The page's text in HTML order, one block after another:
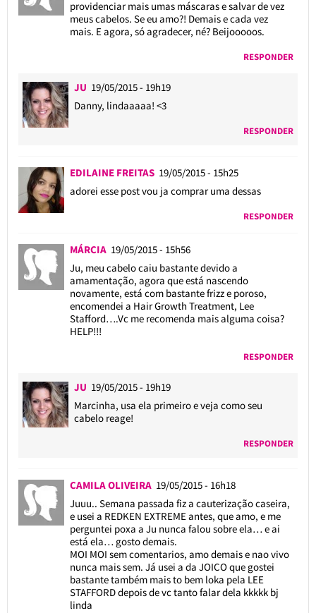
providenciar mais umas máscaras e salvar de vez
meus cabelos. Se eu amo?! Demais e cada vez
mais. E agora, só agradecer, né? Beijooooos.
RESPONDER
JU 19/05/2015 - 19h19
Danny, lindaaaaa! <3
RESPONDER
EDILAINE FREITAS 19/05/2015 - 15h25
adorei esse post vou ja comprar uma dessas
RESPONDER
MÁRCIA 19/05/2015 - 15h56
Ju, meu cabelo caiu bastante devido a
amamentação, agora que está nascendo
novamente, está com bastante frizz e poroso,
encomendei a Hair Growth Treatment, Lee
Stafford….Vc me recomenda mais alguma coisa?
HELP!!!
RESPONDER
JU 19/05/2015 - 19h19
Marcinha, usa ela primeiro e veja como seu
cabelo reage!
RESPONDER
CAMILA OLIVEIRA 19/05/2015 - 16h18
Juuu.. Semana passada fiz a cauterização caseira,
e usei a REDKEN EXTREME antes, que amo, e me
perguntei poxa a Ju nunca falou sobre ela… e ai
está ela… gosto demais.
MOI MOI sem comentarios, amo demais e nao vivo
nunca mais sem. Já usei a da JOICO que gostei
bastante também mais to bem loka pela LEE
STAFFORD depois de vc tanto falar dela kkkkk bj
linda